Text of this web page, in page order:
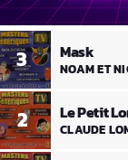
2 Le Petit
CLAUDE
3 Mask
NOAM ET